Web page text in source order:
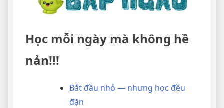
Học mỗi ngày mà không hề
nản!!!
Bắt đầu nhỏ — nhưng học đều
đặn